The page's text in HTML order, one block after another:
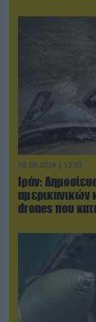
08.08.2026 | 12:02
Ιράν:
αμερικανικών
drones που